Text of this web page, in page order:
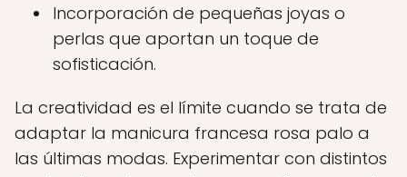
Incorporación de pequeñas joyas o
perlas que aportan un toque de
sofisticación.
La creatividad es el límite cuando se trata de
adaptar la manicura francesa rosa palo a
las últimas modas. Experimentar con distintos